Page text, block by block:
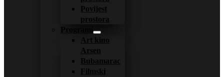
Povijest
prostora
Programi
Art kino
Arsen
Bubamarac
Filmski